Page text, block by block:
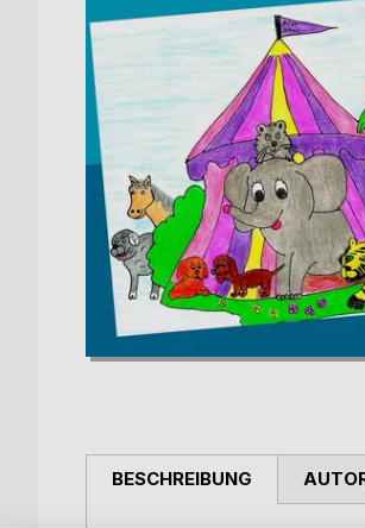
BESCHREIBUNG